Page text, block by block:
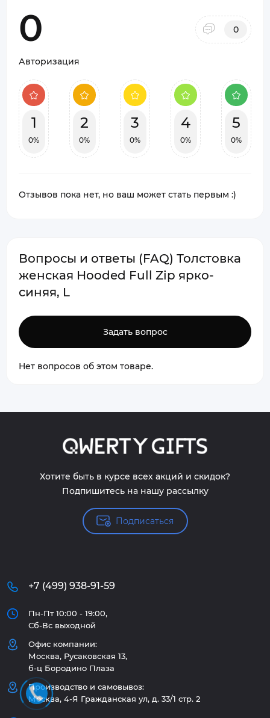
0 0
Авторизация
1
0%
2
0%
3
0%
4
0%
5
0%
Отзывов пока нет, но ваш может стать первым :)
Вопросы и ответы (FAQ) Толстовка
женская Hooded Full Zip ярко-
синяя, L
Задать вопрос
Нет вопросов об этом товаре.
Хотите быть в курсе всех акций и скидок?
Подпишитесь на нашу рассылку
Подписаться
+7 (499) 938-91-59
Пн-Пт 10:00 - 19:00,
Сб-Вс выходной
Офис компании:
Москва, Русаковская 13,
б-ц Бородино Плаза
Производство и самовывоз:
Москва, 4-Я Гражданская ул, д. 33/1 стр. 2